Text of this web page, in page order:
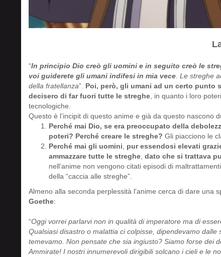
“In principio Dio creò gli uomini e in seguito creò le
voi guiderete gli umani indifesi in mia vece. Le streghe
della fratellanza”. Poi, però, gli umani ad un certo punto
decisero di far fuori tutte le streghe, in quanto i loro
tecnologiche.
Questo è l’incipit di questo anime e già da questo nascono
Perché mai Dio, se era preoccupato della
poteri? Perché creare le streghe? Gli piacciono le
Perché mai gli uomini, pur essendosi elevati
ammazzare tutte le streghe, dato che si trattava
nell’anime non vengono citati episodi di
della “caccia alle streghe”.
Almeno alla seconda perplessità l'anime cerca di dare una
Goethe:
“Oggi vorrei parlarvi non in qualità di imperatore ma di
Qualsiasi disastro o malattia ci colpisse, dipendevamo
temevamo. Non pensate che sia ingiusto? Siamo forse dei
Ammirate! I nostri innumerevoli dirigibili solcano i cieli e le